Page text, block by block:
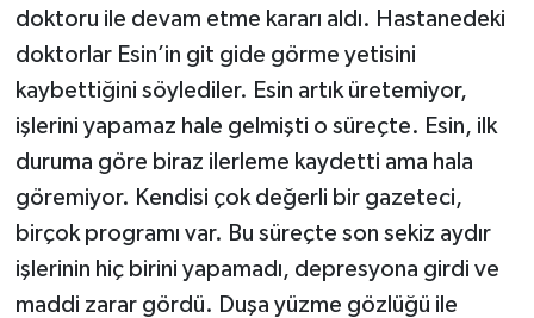
doktoru ile devam etme kararı aldı. Hastanedeki
doktorlar Esin’in git gide görme yetisini
kaybettiğini söylediler. Esin artık üretemiyor,
işlerini yapamaz hale gelmişti o süreçte. Esin, ilk
duruma göre biraz ilerleme kaydetti ama hala
göremiyor. Kendisi çok değerli bir gazeteci,
birçok programı var. Bu süreçte son sekiz aydır
işlerinin hiç birini yapamadı, depresyona girdi ve
maddi zarar gördü. Duşa yüzme gözlüğü ile